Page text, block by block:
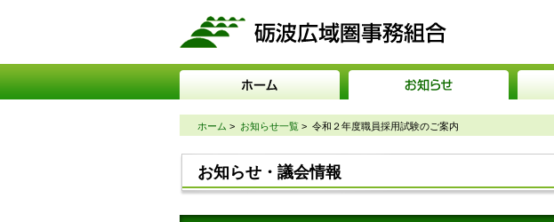
ホーム > お知らせ一覧 > 令和２年度職員採用試験のご案内
お知らせ・議会情報